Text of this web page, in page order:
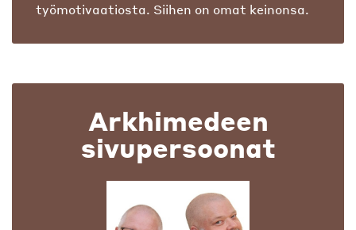
työmotivaatiosta. Siihen on omat keinonsa.
Arkhimedeen
sivupersoonat